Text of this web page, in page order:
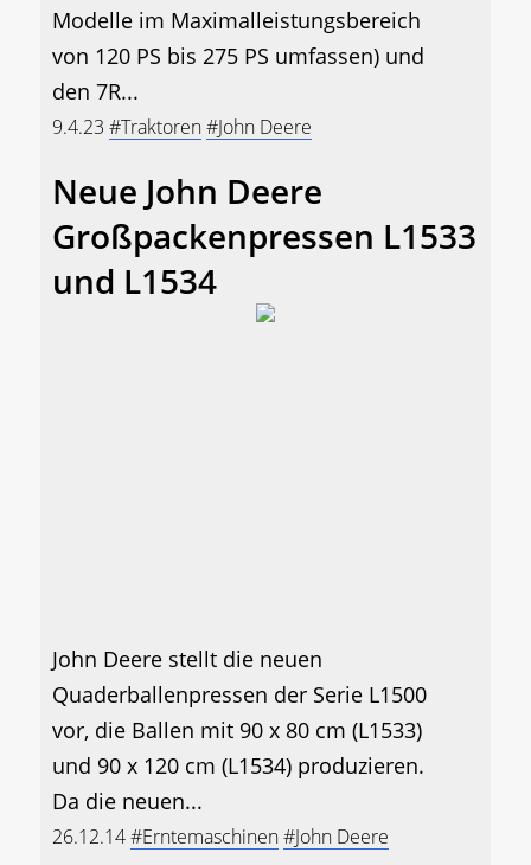
Modelle im Maximalleistungsbereich
von 120 PS bis 275 PS umfassen) und
den 7R...
9.4.23 #Traktoren#John Deere
Neue John Deere
Großpackenpressen L1533
und L1534
John Deere stellt die neuen
Quaderballenpressen der Serie L1500
vor, die Ballen mit 90 x 80 cm (L1533)
und 90 x 120 cm (L1534) produzieren.
Da die neuen...
26.12.14#Erntemaschinen#John Deere